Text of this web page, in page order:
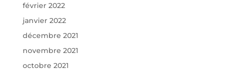
février 2022
janvier 2022
décembre 2021
novembre 2021
octobre 2021